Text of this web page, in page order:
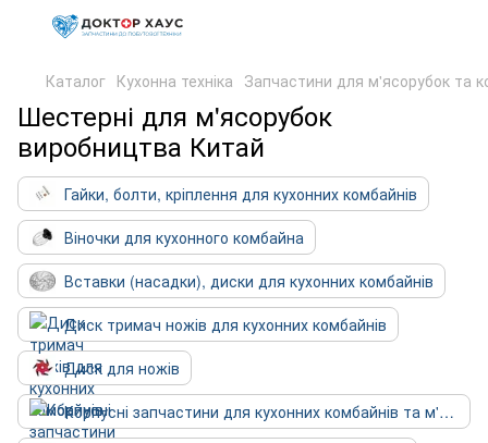
Каталог Кухонна техніка Запчастини для м'ясорубок та
Шестерні для м'ясорубок
виробництва Китай
Гайки, болти, кріплення для кухонних комбайнів
Віночки для кухонного комбайна
Вставки (насадки), диски для кухонних комбайнів
Диск тримач ножів для кухонних комбайнів
Диск для ножів
Корпусні запчастини для кухонних комбайнів та м'ясорубок